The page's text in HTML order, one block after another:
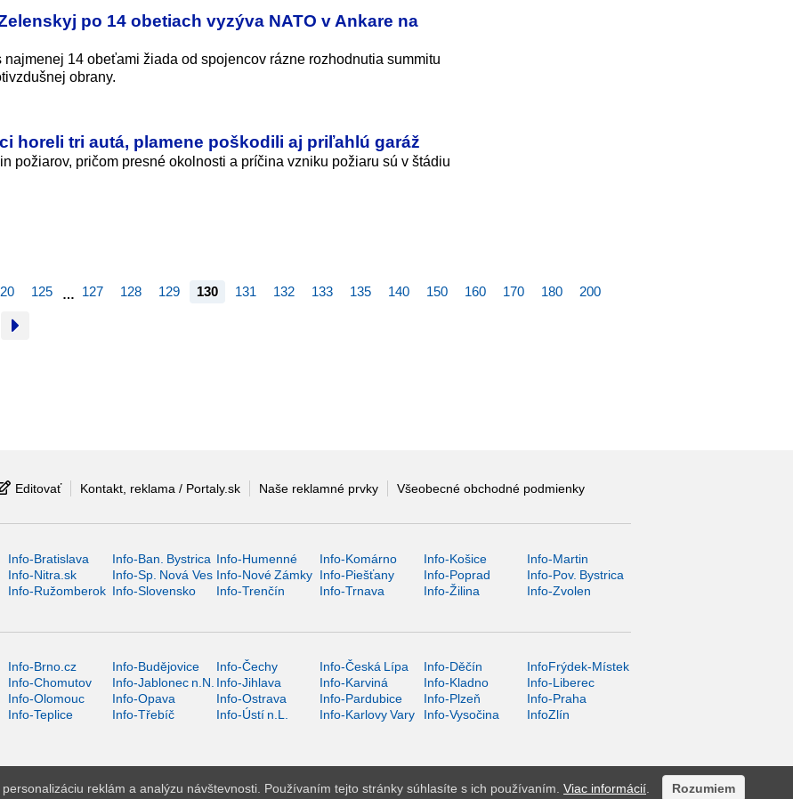
po 14 obetiach vyzýva NATO v Ankare na
14 obeťami žiada od spojencov rázne rozhodnutia summitu
obrany.
horeli tri autá, plamene poškodili aj priľahlú garáž
požiarov, pričom presné okolnosti a príčina vzniku požiaru sú v štádiu
125 … 127 128 129 130 131 132 133 135 140 150 160 170 180 200
Editovať Kontakt, reklama / Portaly.sk Naše reklamné prvky Všeobecné obchodné podmienky
Info-Bratislava Info-Ban. Bystrica Info-Humenné Info-Komárno Info-Košice
Info-Martin
Info-Nitra.sk Info-Sp. Nová Ves Info-Nové Zámky Info-Piešťany Info-Poprad
Info-Pov. Bystrica
Info-Ružomberok Info-Slovensko Info-Trenčín Info-Trnava Info-Žilina Info-Zvolen
Info-Brno.cz Info-Budějovice Info-Čechy Info-Česká Lípa Info-Děčín
InfoFrýdek-Místek
Info-Chomutov Info-Jablonec n.N. Info-Jihlava Info-Karviná Info-Kladno
Info-Liberec
Info-Olomouc Info-Opava Info-Ostrava Info-Pardubice Info-Plzeň
Info-Praha
Info-Teplice Info-Třebíč Info-Ústí n.L. Info-Karlovy Vary Info-Vysočina InfoZlín
reklám a analýzu návštevnosti. Používaním tejto stránky súhlasíte s ich používaním. Viac informácií Rozumiem